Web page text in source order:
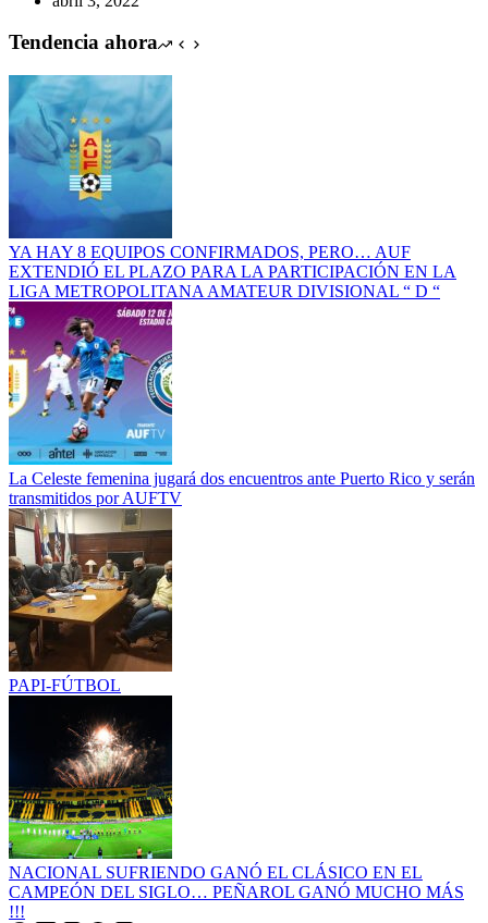
Tendencia ahora
YA HAY 8 EQUIPOS CONFIRMADOS, PERO… AUF
EXTENDIÓ EL PLAZO PARA LA PARTICIPACIÓN EN LA
LIGA METROPOLITANA AMATEUR DIVISIONAL “ D “
La Celeste femenina jugará dos encuentros ante Puerto Rico y serán
transmitidos por AUFTV
PAPI-FÚTBOL
NACIONAL SUFRIENDO GANÓ EL CLÁSICO EN EL
CAMPEÓN DEL SIGLO… PEÑAROL GANÓ MUCHO MÁS
!!!